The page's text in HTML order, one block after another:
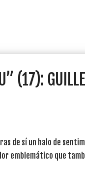
(17):
de sí un halo de
emblemático que